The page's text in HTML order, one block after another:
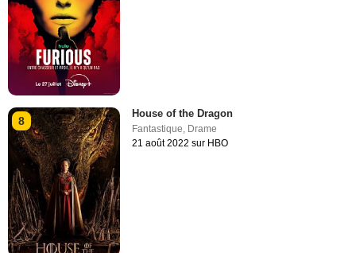
8
House of the Dragon
Fantastique, Drame
21 août 2022 sur HBO